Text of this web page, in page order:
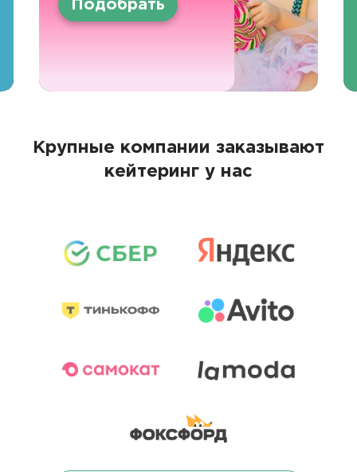
Подобрать
Крупные компании заказывают
кейтеринг у нас